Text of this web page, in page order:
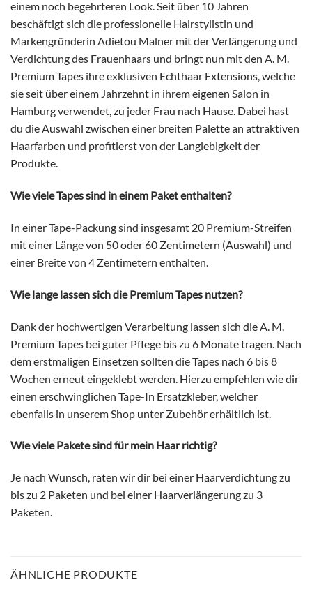
einem noch begehrteren Look. Seit über 10 Jahren
beschäftigt sich die professionelle Hairstylistin und
Markengründerin Adietou Malner mit der Verlängerung und
Verdichtung des Frauenhaars und bringt nun mit den A. M.
Premium Tapes ihre exklusiven Echthaar Extensions, welche
sie seit über einem Jahrzehnt in ihrem eigenen Salon in
Hamburg verwendet, zu jeder Frau nach Hause. Dabei hast
du die Auswahl zwischen einer breiten Palette an attraktiven
Haarfarben und profitierst von der Langlebigkeit der
Produkte.
Wie viele Tapes sind in einem Paket enthalten?
In einer Tape-Packung sind insgesamt 20 Premium-Streifen
mit einer Länge von 50 oder 60 Zentimetern (Auswahl) und
einer Breite von 4 Zentimetern enthalten.
Wie lange lassen sichdie Premium Tapes nutzen?
Dank der hochwertigen Verarbeitung lassen sich die A. M.
Premium Tapes bei guter Pflege bis zu 6 Monate tragen. Nach
dem erstmaligen Einsetzen sollten die Tapes nach 6 bis 8
Wochen erneut eingeklebt werden. Hierzu empfehlen wie dir
einen erschwinglichen Tape-In Ersatzkleber, welcher
ebenfalls in unserem Shop unter Zubehör erhältlich ist.
Wie viele Pakete sind für mein Haar richtig?
Je nach Wunsch, raten wir dir bei einer Haarverdichtung zu
bis zu 2 Paketen und bei einer Haarverlängerung zu 3
Paketen.
ÄHNLICHE PRODUKTE